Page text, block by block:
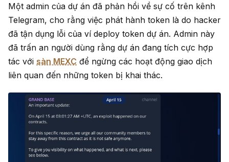
Một admin của dự án đã phản hồi về sự cố trên kênh
Telegram, cho rằng việc phát hành token là do hacker
đã tận dụng lỗi của ví deploy token dự án. Admin này
đã trấn an người dùng rằng dự án đang tích cực hợp
tác với sàn MEXC để ngừng các hoạt động giao dịch
liên quan đến những token bị khai thác.